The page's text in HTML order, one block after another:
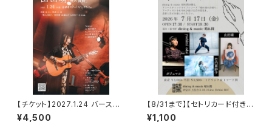
【チケット】2027.1.24 バースデ
ーワンマンライブ一般
¥4,500
【8/31まで】【セトリカード付きラ
イブ映像】7/17落合晴れ間
¥1,100